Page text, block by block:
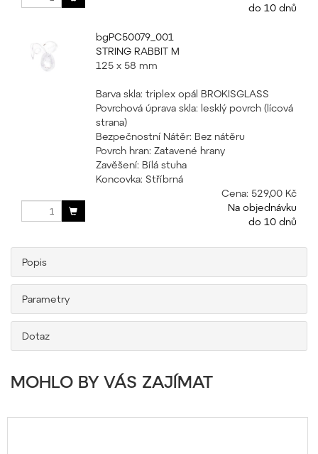
do 10 dnů
bgPC50079_001
STRING RABBIT M
125 x 58 mm
Barva skla: triplex opál BROKISGLASS
Povrchová úprava skla: lesklý povrch (lícová
strana)
Bezpečnostní Nátěr: Bez nátěru
Povrch hran: Zatavené hrany
Zavěšení: Bílá stuha
Koncovka: Stříbrná
Cena: 529,00 Kč
Na objednávku
do 10 dnů
Popis
Parametry
Dotaz
MOHLO BY VÁS ZAJÍMAT